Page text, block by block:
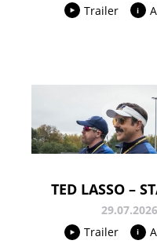
Trailer
TED LASSO –
29.07.2026
Trailer